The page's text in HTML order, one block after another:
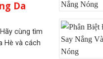
Da
cùng tìm
Hè và cách